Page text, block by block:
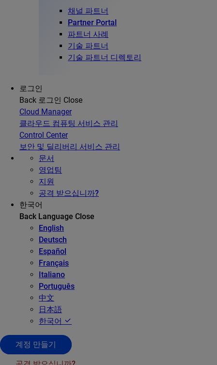
채널 파트너
Partner Portal
파트너 사례
기술 파트너
기술 파트너 디렉토리
로그인
Back 로그인 Close
Cloud Manager
클라우드 컴퓨팅 서비스 관리
Control Center
보안 및 딜리버리 서비스 관리
문서
영업팀
지원
공격 받으십니까?
한국어
Back Language Close
English
Deutsch
Español
Français
Italiano
Português
中文
日本語
한국어
계정 만들기